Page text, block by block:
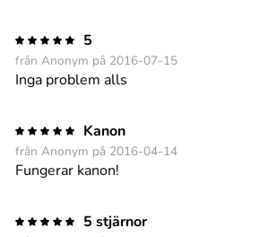
5
från Anonym på 2016-07-15
Inga problem alls
Kanon
från Anonym på 2016-04-14
Fungerar kanon!
5 stjärnor